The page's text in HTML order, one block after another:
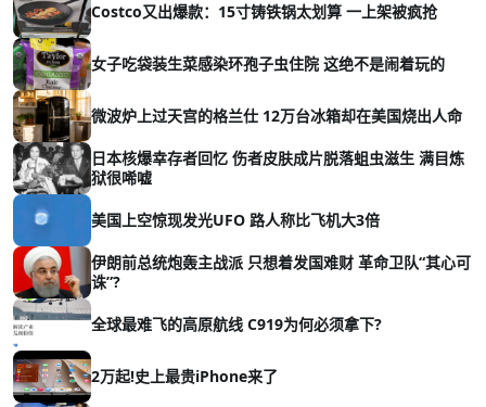
Costco又出爆款：15寸铸铁锅太划算 一上架被疯抢
女子吃袋装生菜感染环孢子虫住院 这绝不是闹着玩的
微波炉上过天宫的格兰仕 12万台冰箱却在美国烧出人命
日本核爆幸存者回忆 伤者皮肤成片脱落蛆虫滋生 满目炼
狱很唏嘘
美国上空惊现发光UFO 路人称比飞机大3倍
伊朗前总统炮轰主战派 只想着发国难财 革命卫队“其心可
诛”?
全球最难飞的高原航线 C919为何必须拿下?
2万起!史上最贵iPhone来了